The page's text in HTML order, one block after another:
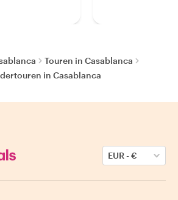
Touren in Casablanca
in Casablanca
EUR-€